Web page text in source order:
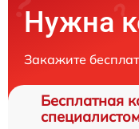
Нужна
Закажите
Бесплатная